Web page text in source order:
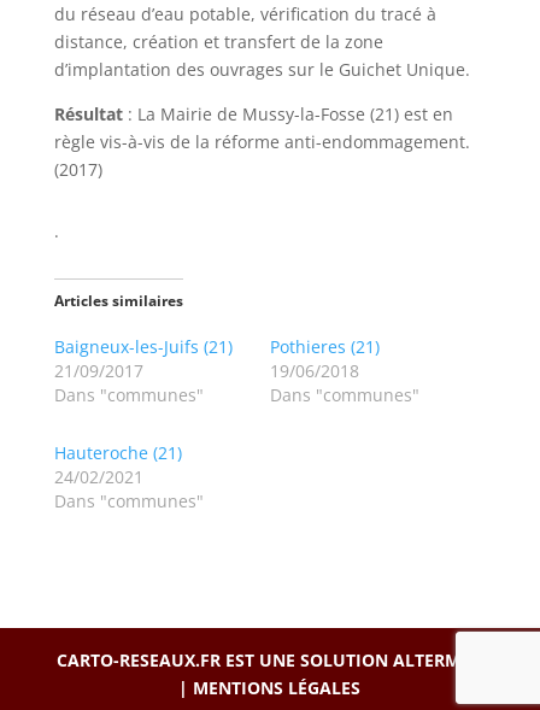
du réseau d’eau potable, vérification du tracé à
distance, création et transfert de la zone
d’implantation des ouvrages sur le Guichet Unique.
Résultat: La Mairie de Mussy-la-Fosse (21) est en
règle vis-à-vis de la réforme anti-endommagement.
(2017)
.
Articles similaires
Baigneux-les-Juifs (21)
21/09/2017
Dans "communes"
Pothieres (21)
19/06/2018
Dans "communes"
Hauteroche (21)
24/02/2021
Dans "communes"
CARTO-RESEAUX.FR EST UNE SOLUTION ALTERMAP
| MENTIONS LÉGALES